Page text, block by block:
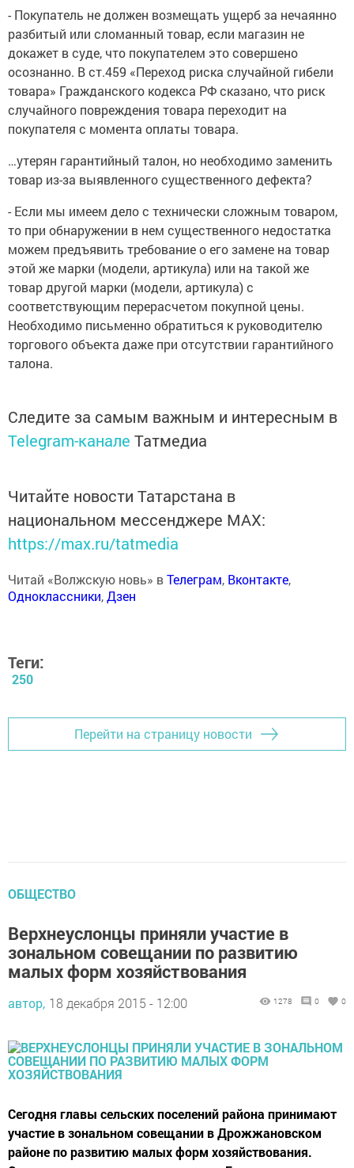
- Покупатель не должен возмещать ущерб за нечаянно
разбитый или сломанный товар, если магазин не
докажет в суде, что покупателем это совершено
осознанно. В ст.459 «Переход риска случайной гибели
товара» Гражданского кодекса РФ сказано, что риск
случайного повреждения товара переходит на
покупателя с момента оплаты товара.
…утерян гарантийный талон, но необходимо заменить
товар из-за выявленного существенного дефекта?
- Если мы имеем дело с технически сложным товаром,
то при обнаружении в нем существенного недостатка
можем предъявить требование о его замене на товар
этой же марки (модели, артикула) или на такой же
товар другой марки (модели, артикула) с
соответствующим перерасчетом покупной цены.
Необходимо письменно обратиться к руководителю
торгового объекта даже при отсутствии гарантийного
талона.
Следите за самым важным и интересным в
Telegram-канале Татмедиа
Читайте новости Татарстана в
национальном мессенджере MАХ:
https://max.ru/tatmedia
Читай «Волжскую новь» вТелеграм, Вконтакте,
Одноклассники,Дзен
Теги:
250
Перейти на страницу новости
ОБЩЕСТВО
Верхнеуслонцы приняли участие в
зональном совещании по развитию
малых форм хозяйствования
автор, 18 декабря 2015 - 12:00 1278 0 0
Сегодня главы сельских поселений района принимают
участие в зональном совещании в Дрожжановском
районе по развитию малых форм хозяйствования.